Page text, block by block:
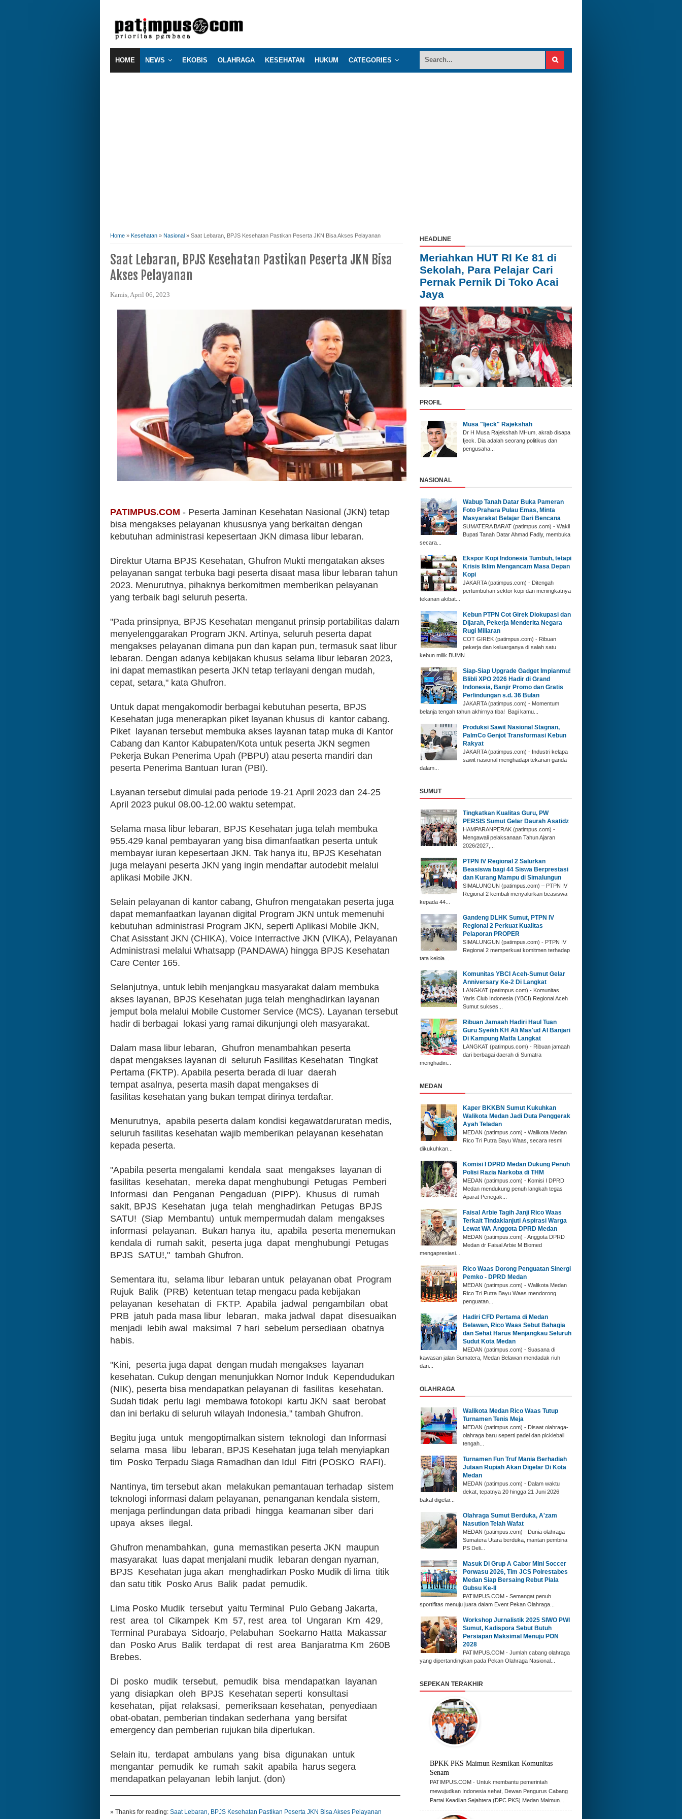
HOME NEWS EKOBIS OLAHRAGA KESEHATAN HUKUM CATEGORIES
Home » Kesehatan » Nasional » Saat Lebaran, BPJS Kesehatan Pastikan Peserta JKN Bisa Akses Pelayanan
Saat Lebaran, BPJS Kesehatan Pastikan Peserta JKN Bisa
Akses Pelayanan
Kamis, April 06, 2023
PATIMPUS.COM - Peserta Jaminan Kesehatan Nasional (JKN) tetap
bisa mengakses pelayanan khususnya yang berkaitan dengan
kebutuhan administrasi kepesertaan JKN dimasa libur lebaran.
Direktur Utama BPJS Kesehatan, Ghufron Mukti mengatakan akses
pelayanan sangat terbuka bagi peserta disaat masa libur lebaran tahun
2023. Menurutnya, pihaknya berkomitmen memberikan pelayanan
yang terbaik bagi seluruh peserta.
"Pada prinsipnya, BPJS Kesehatan menganut prinsip portabilitas dalam
menyelenggarakan Program JKN. Artinya, seluruh peserta dapat
mengakses pelayanan dimana pun dan kapan pun, termasuk saat libur
lebaran. Dengan adanya kebijakan khusus selama libur lebaran 2023,
ini dapat memastikan peserta JKN tetap terlayani dengan mudah,
cepat, setara," kata Ghufron.
Untuk dapat mengakomodir berbagai kebutuhan peserta, BPJS
Kesehatan juga menerapkan piket layanan khusus di  kantor cabang.
Piket  layanan tersebut membuka akses layanan tatap muka di Kantor
Cabang dan Kantor Kabupaten/Kota untuk peserta JKN segmen
Pekerja Bukan Penerima Upah (PBPU) atau peserta mandiri dan
peserta Penerima Bantuan Iuran (PBI).
Layanan tersebut dimulai pada periode 19-21 April 2023 dan 24-25
April 2023 pukul 08.00-12.00 waktu setempat.
Selama masa libur lebaran, BPJS Kesehatan juga telah membuka
955.429 kanal pembayaran yang bisa dimanfaatkan peserta untuk
membayar iuran kepesertaan JKN. Tak hanya itu, BPJS Kesehatan
juga melayani peserta JKN yang ingin mendaftar autodebit melalui
aplikasi Mobile JKN.
Selain pelayanan di kantor cabang, Ghufron mengatakan peserta juga
dapat memanfaatkan layanan digital Program JKN untuk memenuhi
kebutuhan administrasi Program JKN, seperti Aplikasi Mobile JKN,
Chat Asisstant JKN (CHIKA), Voice Interractive JKN (VIKA), Pelayanan
Administrasi melalui Whatsapp (PANDAWA) hingga BPJS Kesehatan
Care Center 165.
Selanjutnya, untuk lebih menjangkau masyarakat dalam membuka
akses layanan, BPJS Kesehatan juga telah menghadirkan layanan
jemput bola melalui Mobile Customer Service (MCS). Layanan tersebut
hadir di berbagai  lokasi yang ramai dikunjungi oleh masyarakat.
Dalam masa libur lebaran,  Ghufron menambahkan peserta
dapat mengakses layanan di  seluruh Fasilitas Kesehatan  Tingkat
Pertama (FKTP). Apabila peserta berada di luar  daerah
tempat asalnya, peserta masih dapat mengakses di
fasilitas kesehatan yang bukan tempat dirinya terdaftar.
Menurutnya,  apabila peserta dalam kondisi kegawatdaruratan medis,
seluruh fasilitas kesehatan wajib memberikan pelayanan kesehatan
kepada peserta.
"Apabila peserta mengalami  kendala  saat  mengakses  layanan di
fasilitas  kesehatan,  mereka dapat menghubungi  Petugas  Pemberi
Informasi  dan  Penganan  Pengaduan  (PIPP).  Khusus  di  rumah
sakit, BPJS  Kesehatan  juga  telah  menghadirkan  Petugas  BPJS
SATU!  (Siap  Membantu)  untuk mempermudah dalam  mengakses
informasi  pelayanan.  Bukan hanya  itu,  apabila  peserta menemukan
kendala di  rumah sakit,  peserta juga  dapat  menghubungi  Petugas
BPJS  SATU!,"  tambah Ghufron.
Sementara itu,  selama libur  lebaran untuk  pelayanan obat  Program
Rujuk  Balik  (PRB)  ketentuan tetap mengacu pada kebijakan
pelayanan  kesehatan  di  FKTP.  Apabila  jadwal  pengambilan  obat
PRB  jatuh pada masa libur  lebaran,  maka jadwal  dapat  disesuaikan
menjadi  lebih awal  maksimal  7 hari  sebelum persediaan  obatnya
habis.
"Kini,  peserta juga dapat  dengan mudah mengakses  layanan
kesehatan. Cukup dengan menunjukkan Nomor Induk  Kependudukan
(NIK), peserta bisa mendapatkan pelayanan di  fasilitas  kesehatan.
Sudah tidak  perlu lagi  membawa fotokopi  kartu JKN  saat  berobat
dan ini berlaku di seluruh wilayah Indonesia," tambah Ghufron.
Begitu juga  untuk  mengoptimalkan sistem  teknologi  dan Informasi
selama  masa  libu  lebaran, BPJS Kesehatan juga telah menyiapkan
tim  Posko Terpadu Siaga Ramadhan dan Idul  Fitri (POSKO  RAFI).
Nantinya, tim tersebut akan  melakukan pemantauan terhadap  sistem
teknologi informasi dalam pelayanan, penanganan kendala sistem,
menjaga perlindungan data pribadi  hingga  keamanan siber  dari
upaya  akses  ilegal.
Ghufron menambahkan,  guna  memastikan peserta JKN  maupun
masyarakat  luas dapat menjalani mudik  lebaran dengan nyaman,
BPJS  Kesehatan juga akan  menghadirkan Posko Mudik di lima  titik
dan satu titik  Posko Arus  Balik  padat  pemudik.
Lima Posko Mudik  tersebut  yaitu Terminal  Pulo Gebang Jakarta,
rest  area  tol  Cikampek  Km  57, rest  area  tol  Ungaran  Km  429,
Terminal Purabaya  Sidoarjo, Pelabuhan  Soekarno Hatta  Makassar
dan  Posko Arus  Balik  terdapat  di  rest  area  Banjaratma Km  260B
Brebes.
Di  posko  mudik  tersebut,  pemudik  bisa  mendapatkan  layanan
yang  disiapkan  oleh  BPJS  Kesehatan seperti  konsultasi
kesehatan,  pijat  relaksasi,  pemeriksaan kesehatan,  penyediaan
obat-obatan, pemberian tindakan sederhana  yang bersifat
emergency dan pemberian rujukan bila diperlukan.
Selain itu,  terdapat  ambulans  yang  bisa  digunakan  untuk
mengantar  pemudik  ke  rumah  sakit  apabila  harus segera
mendapatkan pelayanan  lebih lanjut. (don)
» Thanks for reading: Saat Lebaran, BPJS Kesehatan Pastikan Peserta JKN Bisa Akses Pelayanan
HEADLINE
Meriahkan HUT RI Ke 81 di
Sekolah, Para Pelajar Cari
Pernak Pernik Di Toko Acai
Jaya
PROFIL
Musa "Ijeck" Rajekshah
Dr H Musa Rajekshah MHum, akrab disapa
Ijeck. Dia adalah seorang politikus dan
pengusaha...
NASIONAL
Wabup Tanah Datar ‎Buka Pameran
Foto Prahara Pulau Emas, Minta
Masyarakat Belajar Dari Bencana
SUMATERA BARAT (p‎atimpus.com) - Wakil
Bupati Tanah Datar Ahmad Fadly, membuka
secara...
Ekspor Kopi Indonesia Tumbuh, tetapi
Krisis Iklim Mengancam Masa Depan
Kopi
JAKARTA (patimpus.com) - Ditengah
pertumbuhan sektor kopi dan meningkatnya
tekanan akibat...
Kebun PTPN Cot Girek Diokupasi dan
Dijarah, Pekerja Menderita Negara
Rugi Miliaran
COT GIREK (patimpus.com) - Ribuan
pekerja dan keluarganya di salah satu
kebun milik BUMN...
Siap-Siap Upgrade Gadget Impianmu!
Blibli XPO 2026 Hadir di Grand
Indonesia, Banjir Promo dan Gratis
Perlindungan s.d. 36 Bulan
JAKARTA (patimpus.com) - Momentum
belanja tengah tahun akhirnya tiba! Bagi kamu...
Produksi Sawit Nasional Stagnan,
PalmCo Genjot Transformasi Kebun
Rakyat
JAKARTA (patimpus.com) - Industri kelapa
sawit nasional menghadapi tekanan ganda
dalam...
SUMUT
‎Tingkatkan Kualitas Guru, PW
PERSIS Sumut Gelar Daurah Asatidz
‎HAMPARANPERAK (patimpus.com) -
Mengawali pelaksanaan Tahun Ajaran
2026/2027,...
PTPN IV Regional 2 Salurkan
Beasiswa bagi 44 Siswa Berprestasi
dan Kurang Mampu di Simalungun
SIMALUNGUN (patimpus.com) – PTPN IV
Regional 2 kembali menyalurkan beasiswa
kepada 44...
Gandeng DLHK Sumut, PTPN IV
Regional 2 Perkuat Kualitas
Pelaporan PROPER
SIMALUNGUN (patimpus.com) - PTPN IV
Regional 2 memperkuat komitmen terhadap
tata kelola...
‎Komunitas YBCI Aceh-Sumut Gelar
Anniversary Ke-2 Di Langkat
LANGKAT (patimpus.com) - Komunitas
Yaris Club Indonesia (YBCI) Regional Aceh
Sumut sukses...
‎Ribuan Jamaah Hadiri Haul Tuan
Guru Syeikh KH Ali Mas'ud Al Banjari
Di Kampung Matfa Langkat
‎LANGKAT (patimpus.com) - Ribuan jamaah
dari berbagai daerah di Sumatra
menghadiri...
MEDAN
Kaper BKKBN Sumut Kukuhkan
Walikota Medan Jadi Duta Penggerak
Ayah Teladan
MEDAN (patimpus.com) - Walikota Medan
Rico Tri Putra Bayu Waas, secara resmi
dikukuhkan...
Komisi I DPRD Medan Dukung Penuh
Polisi Razia Narkoba di THM
MEDAN (patimpus.com) - Komisi I DPRD
Medan mendukung penuh langkah tegas
Aparat Penegak...
Faisal Arbie Tagih Janji Rico Waas
Terkait Tindaklanjuti Aspirasi Warga
Lewat WA Anggota DPRD Medan
MEDAN (patimpus.com) - Anggota DPRD
Medan dr Faisal Arbie M Biomed
mengapresiasi...
Rico Waas Dorong Penguatan Sinergi
Pemko - DPRD Medan
MEDAN (patimpus.com) - Walikota Medan
Rico Tri Putra Bayu Waas mendorong
penguatan...
Hadiri CFD Pertama di Medan
Belawan, Rico Waas Sebut Bahagia
dan Sehat Harus Menjangkau Seluruh
Sudut Kota Medan
MEDAN (patimpus.com) - Suasana di
kawasan jalan Sumatera, Medan Belawan mendadak riuh
dan...
OLAHRAGA
Walikota Medan Rico Waas Tutup
Turnamen Tenis Meja
MEDAN (patimpus.com) - Disaat olahraga-
olahraga baru seperti padel dan pickleball
tengah...
‎Turnamen Fun Truf Mania Berhadiah
Jutaan Rupiah Akan Digelar Di Kota
Medan
‎MEDAN (patimpus.com) - Dalam waktu
dekat, tepatnya 20 hingga 21 Juni 2026
bakal digelar...
Olahraga Sumut Berduka, A'zam
Nasution Telah Wafat
‎MEDAN (patimpus.com) - Dunia olahraga
Sumatera Utara berduka, mantan pembina
PS Deli...
‎Masuk Di Grup A Cabor Mini Soccer
Porwasu 2026, Tim JCS Polrestabes
Medan Siap Bersaing Rebut Piala
Gubsu Ke-II
‎PATIMPUS.COM - Semangat penuh
sportifitas menuju juara dalam Event Pekan Olahraga...
‎Workshop Jurnalistik 2025 SIWO PWI
Sumut, Kadispora Sebut Butuh
Persiapan Maksimal Menuju PON
2028
‎PATIMPUS.COM - Jumlah cabang olahraga
yang dipertandingkan pada Pekan Olahraga Nasional...
SEPEKAN TERAKHIR
BPKK PKS Maimun Resmikan Komunitas
Senam
PATIMPUS.COM - Untuk membantu pemerintah
mewujudkan Indonesia sehat, Dewan Pengurus Cabang
Partai Keadilan Sejahtera (DPC PKS) Medan Maimun...